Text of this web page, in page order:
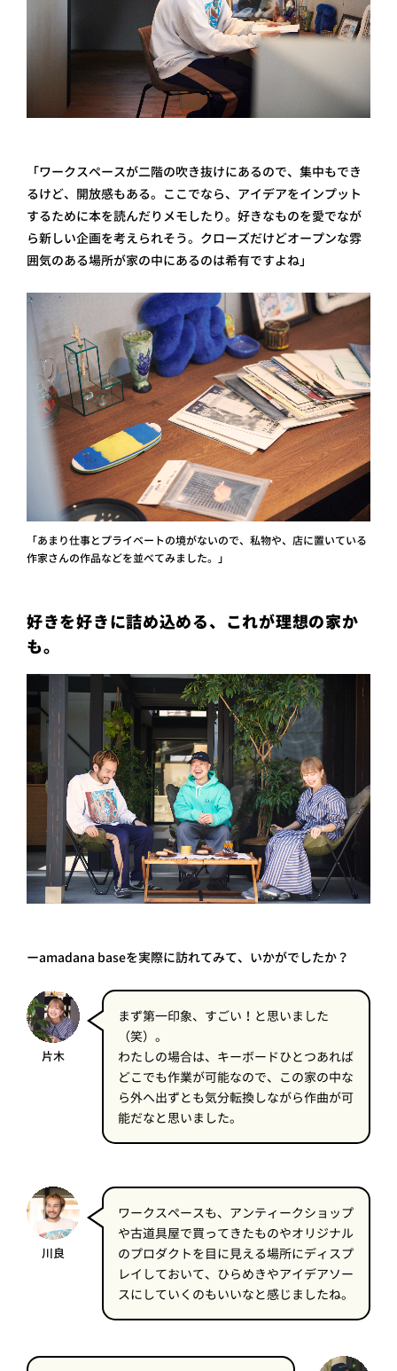
「ワークスペースが二階の吹き抜けにあるので、集中もでき
るけど、開放感もある。ここでなら、アイデアをインプット
するために本を読んだりメモしたり。好きなものを愛でなが
ら新しい企画を考えられそう。クローズだけどオープンな雰
囲気のある場所が家の中にあるのは希有ですよね」
「あまり仕事とプライベートの境がないので、私物や、店に置いている
作家さんの作品などを並べてみました。」
好きを好きに詰め込める、これが理想の家か
も。
ーamadana baseを実際に訪れてみて、いかがでしたか？
片木
まず第一印象、すごい！と思いました
（笑）。
わたしの場合は、キーボードひとつあれば
どこでも作業が可能なので、この家の中な
ら外へ出ずとも気分転換しながら作曲が可
能だなと思いました。
川良
ワークスペースも、アンティークショップ
や古道具屋で買ってきたものやオリジナル
のプロダクトを目に見える場所にディスプ
レイしておいて、ひらめきやアイデアソー
スにしていくのもいいなと感じましたね。